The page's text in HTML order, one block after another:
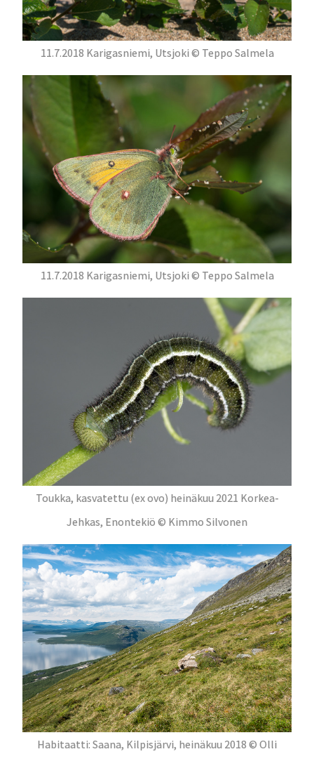
11.7.2018 Karigasniemi, Utsjoki © Teppo Salmela
11.7.2018 Karigasniemi, Utsjoki © Teppo Salmela
Toukka, kasvatettu (ex ovo) heinäkuu 2021 Korkea-
Jehkas, Enontekiö © Kimmo Silvonen
Habitaatti: Saana, Kilpisjärvi, heinäkuu 2018 © Olli